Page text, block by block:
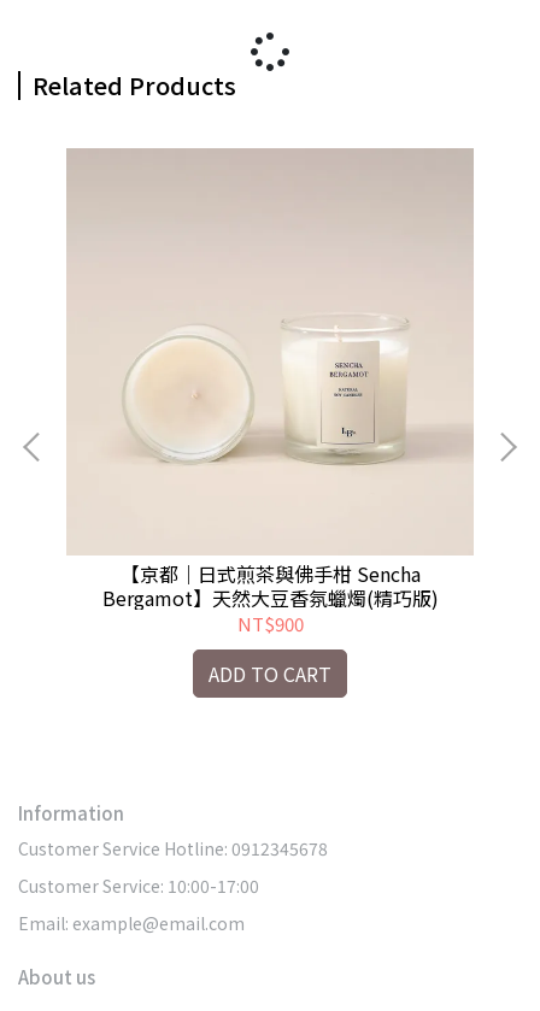
Related Products
【京都｜日式煎茶與佛手柑 Sencha
Bergamot】天然大豆香氛蠟燭(精巧版)
NT$900
ADD TO CART
Information
Customer Service Hotline: 0912345678
Customer Service: 10:00-17:00
Email: example@email.com
About us